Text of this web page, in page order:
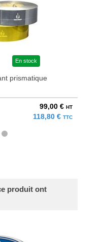
En stock
prismatique
99,00 € HT
118,80 € TTC
produit ont